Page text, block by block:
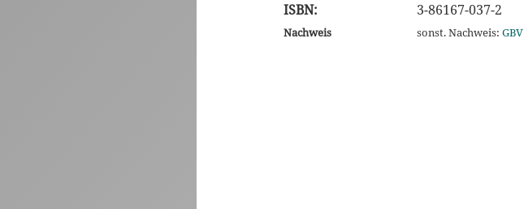
ISBN:
3-86167-037-2
Nachweis sonst. Nachweis: GBV